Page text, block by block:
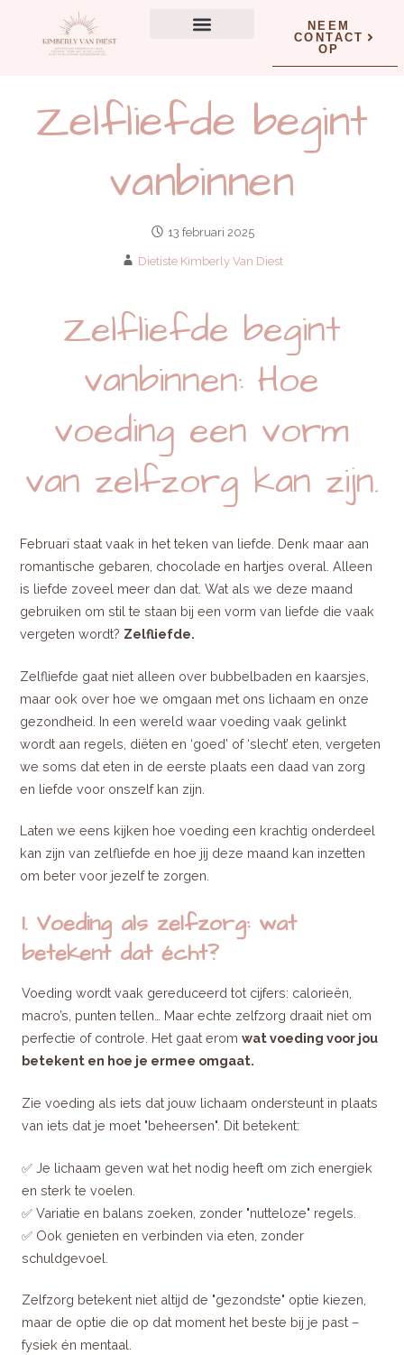
NEEM
CONTACT
OP
Zelfliefde begint
vanbinnen
13 februari 2025
Dietiste Kimberly Van Diest
Zelfliefde begint
vanbinnen: Hoe
voeding een vorm
van zelfzorg kan zijn.
Februari staat vaak in het teken van liefde. Denk maar aan
romantische gebaren, chocolade en hartjes overal. Alleen
is liefde zoveel meer dan dat. Wat als we deze maand
gebruiken om stil te staan bij een vorm van liefde die vaak
vergeten wordt? Zelfliefde.
Zelfliefde gaat niet alleen over bubbelbaden en kaarsjes,
maar ook over hoe we omgaan met ons lichaam en onze
gezondheid. In een wereld waar voeding vaak gelinkt
wordt aan regels, diëten en ‘goed’ of ‘slecht’ eten, vergeten
we soms dat eten in de eerste plaats een daad van zorg
en liefde voor onszelf kan zijn.
Laten we eens kijken hoe voeding een krachtig onderdeel
kan zijn van zelfliefde en hoe jij deze maand kan inzetten
om beter voor jezelf te zorgen.
1. Voeding als zelfzorg: wat
betekent dat écht?
Voeding wordt vaak gereduceerd tot cijfers: calorieën,
macro’s, punten tellen… Maar echte zelfzorg draait niet om
perfectie of controle. Het gaat erom wat voeding voor jou
betekent en hoe je ermee omgaat.
Zie voeding als iets dat jouw lichaam ondersteunt in plaats
van iets dat je moet "beheersen". Dit betekent:
✅ Je lichaam geven wat het nodig heeft om zich energiek
en sterk te voelen.
✅ Variatie en balans zoeken, zonder "nutteloze" regels.
✅ Ook genieten en verbinden via eten, zonder
schuldgevoel.
Zelfzorg betekent niet altijd de "gezondste" optie kiezen,
maar de optie die op dat moment het beste bij je past –
fysiek én mentaal.